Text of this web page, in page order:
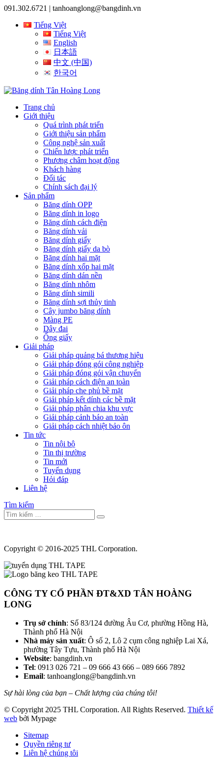
091.302.6721 | tanhoanglong@bangdinh.vn
Tiếng Việt
Tiếng Việt
English
日本語
中文 (中国)
한국어
Trang chủ
Giới thiệu
Quá trình phát triển
Giới thiệu sản phẩm
Công nghệ sản xuất
Chiến lược phát triển
Phương châm hoạt động
Khách hàng
Đối tác
Chính sách đại lý
Sản phẩm
Băng dính OPP
Băng dính in logo
Băng dính cách điện
Băng dính vải
Băng dính giấy
Băng dính giấy da bò
Băng dính hai mặt
Băng dính xốp hai mặt
Băng dính dán nền
Băng dính nhôm
Băng dính simili
Băng dính sợi thủy tinh
Cây jumbo băng dính
Màng PE
Dây đai
Ống giấy
Giải pháp
Giải pháp quảng bá thương hiệu
Giải pháp đóng gói công nghiệp
Giải pháp đóng gói vận chuyển
Giải pháp cách điện an toàn
Giải pháp che phủ bề mặt
Giải pháp kết dính các bề mặt
Giải pháp phân chia khu vực
Giải pháp cảnh báo an toàn
Giải pháp cách nhiệt bảo ôn
Tin tức
Tin nội bộ
Tin thị trường
Tin mới
Tuyển dụng
Hỏi đáp
Liên hệ
Tìm kiếm
Copyright © 2016-2025 THL Corporation.
CÔNG TY CỔ PHẦN ĐT&XD TÂN HOÀNG
LONG
Trụ sở chính: Số 83/124 đường Âu Cơ, phường Hồng Hà,
Thành phố Hà Nội
Nhà máy sản xuất: Ô số 2, Lô 2 cụm công nghiệp Lai Xá,
phường Tây Tựu, Thành phố Hà Nội
Website: bangdinh.vn
Tel: 0913 026 721 – 09 666 43 666 – 089 666 7892
Email: tanhoanglong@bangdinh.vn
Sự hài lòng của bạn – Chất lượng của chúng tôi!
© Copyright 2025 THL Corporation. All Rights Reserved. Thiết kế
web bởi Mypage
Sitemap
Quyền riêng tư
Liên hệ chúng tôi